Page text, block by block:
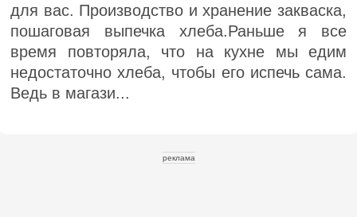
для вас. Производство и хранение закваска,
пошаговая выпечка хлеба.Раньше я все
время повторяла, что на кухне мы едим
недостаточно хлеба, чтобы его испечь сама.
Ведь в магази...
реклама